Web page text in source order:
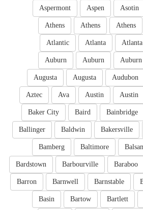
Asotin
Aspen
Aspermont
Athens
Athens
Athens
Atlanta
Atlanta
Atlantic
Auburn
Auburn
Auburn
Audubon
Augusta
Augusta
Austin
Austin
Ava
Aztec
Bainbridge
Baird
Baker City
Bakersville
Baldwin
Ballinger
Baltimore
Bamberg
Baraboo
Barbourville
Bardstown
Barnstable
Barnwell
Barron
Bartlett
Bartow
Basin